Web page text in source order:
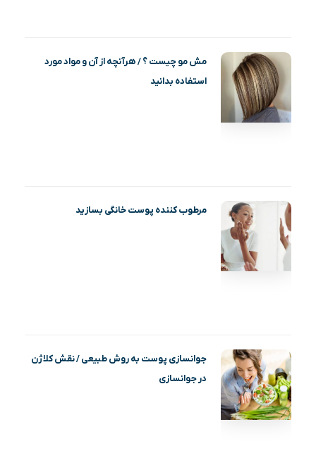
مش مو چیست ؟ / هرآنچه از آن و مواد مورد
استفاده بدانید
مرطوب کننده پوست خانگی بسازید
جوانسازی پوست به روش طبیعی / نقش کلاژن
در جوانسازی